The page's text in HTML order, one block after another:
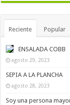
Reciente Popular
ENSALADA COBB
agosto 29, 2023
SEPIA A LA PLANCHA
agosto 28, 2023
Soy una persona